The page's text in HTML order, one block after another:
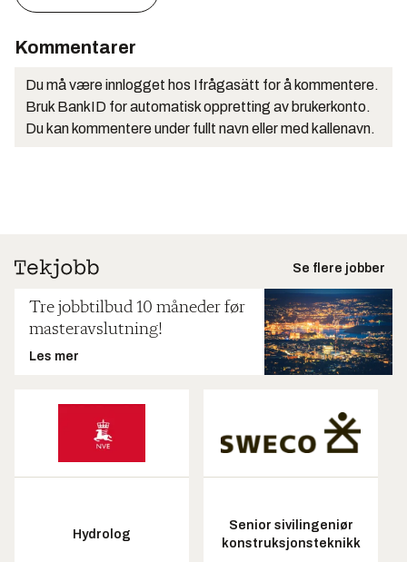
Kommentarer
Du må være innlogget hos Ifrågasätt for å kommentere.
Bruk BankID for automatisk oppretting av brukerkonto.
Du kan kommentere under fullt navn eller med kallenavn.
Se flere jobber
Tre jobbtilbud 10 måneder før
masteravslutning!
Les mer
Hydrolog
Senior sivilingeniør
konstruksjonsteknikk